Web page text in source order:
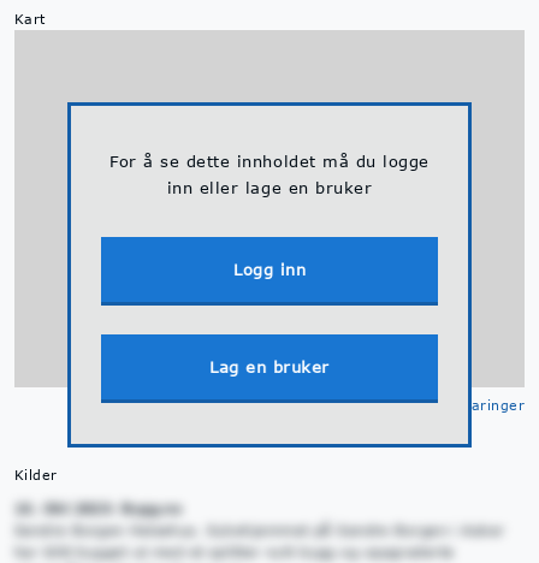
Kart
For å se dette innholdet må du logge
inn eller lage en bruker
Logg inn
Lag en bruker
Klikk for å setegnforklaringer
Kilder
10. Okt 2023: Bygg.no
Søndre Borgen Helsehus. Sykehjemmet på Søndre Borgen i Asker
har blitt bygget ut med et splitter nytt bygg og oppgraderte